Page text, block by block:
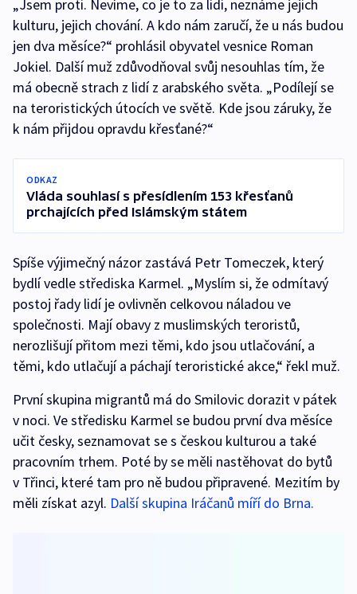
„Jsem proti. Nevíme, co je to za lidi, neznáme jejich
kulturu, jejich chování. A kdo nám zaručí, že u nás budou
jen dva měsíce?“ prohlásil obyvatel vesnice Roman
Jokiel. Další muž zdůvodňoval svůj nesouhlas tím, že
má obecně strach z lidí z arabského světa. „Podílejí se
na teroristických útocích ve světě. Kde jsou záruky, že
k nám přijdou opravdu křesťané?“
ODKAZ
Vláda souhlasí s přesídlením 153 křesťanů
prchajících před Islámským státem
Spíše výjimečný názor zastává Petr Tomeczek, který
bydlí vedle střediska Karmel. „Myslím si, že odmítavý
postoj řady lidí je ovlivněn celkovou náladou ve
společnosti. Mají obavy z muslimských teroristů,
nerozlišují přitom mezi těmi, kdo jsou utlačování, a
těmi, kdo utlačují a páchají teroristické akce,“ řekl muž.
První skupina migrantů má do Smilovic dorazit v pátek
v noci. Ve středisku Karmel se budou první dva měsíce
učit česky, seznamovat se s českou kulturou a také
pracovním trhem. Poté by se měli nastěhovat do bytů
v Třinci, které tam pro ně budou připravené. Mezitím by
měli získat azyl. Další skupina Iráčanů míří do Brna.